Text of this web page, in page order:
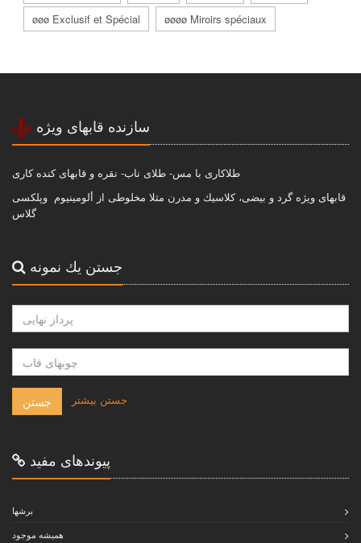
øøø Exclusif et Spécial
øøøø Miroirs spéciaux
سازنده قابهاى ويژه
طلاكارى با مس- طلاى ناب- نقره و قابهاى كنده كارى
قابهاى ويژه گرد و بيضى، كلاسيك و مدرن مثلا مخلوطى از ألومينيوم وپلكسى
گلاس
جستن يك نمونه
جستن جستن بيشتر
پيوندهاى مفيد
برشها
هميشه موجود